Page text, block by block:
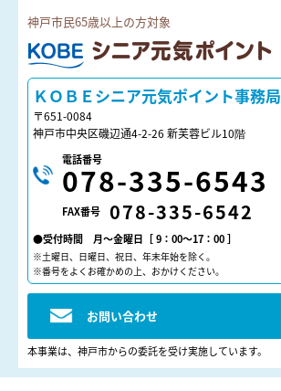
神戸市民65歳以上の方対象
ＫＯＢＥシニア元気ポイント
ＫＯＢＥシニア元気ポイント事務局
〒651-0084
神戸市中央区磯辺通4-2-26 新芙蓉ビル10階
電話番号
078-335-6543
FAX番号 078-335-6542
●受付時間 月～金曜日［ 9：00～17：00 ］
※土曜日、日曜日、祝日、年末年始を除く。
※番号をよくお確かめの上、おかけください。
お問い合わせ
本事業は、神戸市からの委託を受け実施しています。